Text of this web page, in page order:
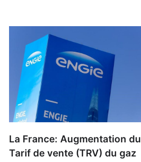
La France: Augmentation du
Tarif de vente (TRV) du gaz